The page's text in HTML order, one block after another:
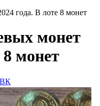
года. В лоте 8 монет
монет
8 монет
ВК